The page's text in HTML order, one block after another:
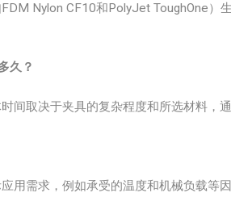
Nylon CF10和PolyJet ToughOne）
久？
间取决于夹具的复杂程度和所选材料，通
用需求，例如承受的温度和机械负载等